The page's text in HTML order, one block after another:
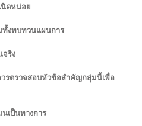
นิดหน่อย
ทั้งทบทวนแผนการ
ริง
รตรวจสอบหัวข้อสำคัญกลุ่มนี้เพื่อ
นเป็นทางการ